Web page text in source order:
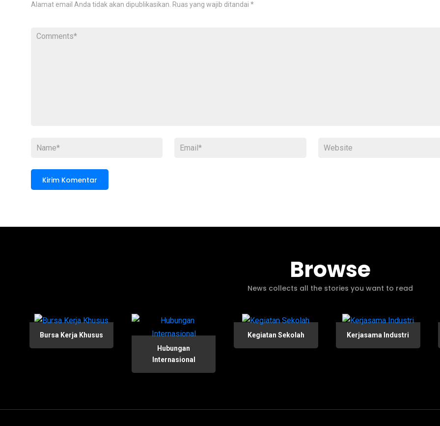
Alamat email Anda tidak akan dipublikasikan. Ruas yang wajib ditandai *
Browse
News collects all the stories you want to read
Bursa Kerja Khusus
Hubungan
Internasional
Kegiatan Sekolah Kerjasama Industri